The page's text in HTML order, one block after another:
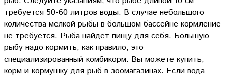
требуется 50-60 литров воды. В случае небольшого
количества мелкой рыбы в большом бассейне кормление
не требуется. Рыба найдет пищу для себя. Большую
рыбу надо кормить, как правило, это
специализированный комбикорм. Вы можете купить,
корм и кормушку для рыб в зоомагазинах. Если вода